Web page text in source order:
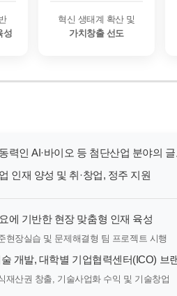
성
혁신 생태계 확산 및
가치창출 선도
력인 AI·바이오 등 첨단산업 분야의
인재 양성 및 취·창업, 정주 지원
에 기반한 현장 맞춤형 인재 육성
현장실습 및 문제해결형 팀 프로젝트 시행
개발, 대학별 기업협력센터(ICO) 브
재산권 창출, 기술사업화 수익 및 기술창업